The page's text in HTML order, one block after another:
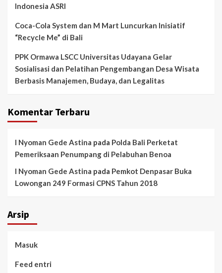
Indonesia ASRI
Coca-Cola System dan M Mart Luncurkan Inisiatif
“Recycle Me” di Bali
PPK Ormawa LSCC Universitas Udayana Gelar
Sosialisasi dan Pelatihan Pengembangan Desa Wisata
Berbasis Manajemen, Budaya, dan Legalitas
Komentar Terbaru
I Nyoman Gede Astina pada Polda Bali Perketat
Pemeriksaan Penumpang di Pelabuhan Benoa
I Nyoman Gede Astina pada Pemkot Denpasar Buka
Lowongan 249 Formasi CPNS Tahun 2018
Arsip
Masuk
Feed entri